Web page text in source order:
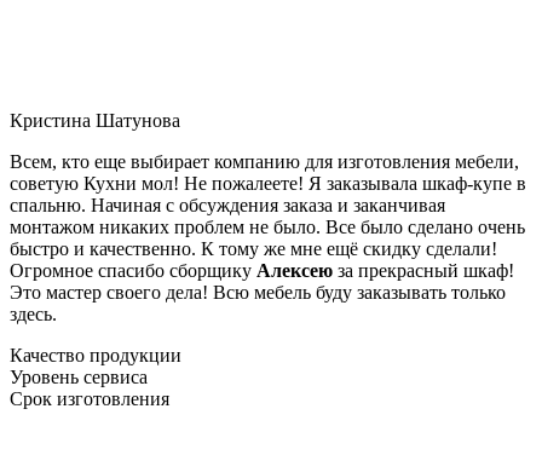
Кристина Шатунова
Всем, кто еще выбирает компанию для изготовления мебели,
советую Кухни мол! Не пожалеете! Я заказывала шкаф-купе в
спальню. Начиная с обсуждения заказа и заканчивая
монтажом никаких проблем не было. Все было сделано очень
быстро и качественно. К тому же мне ещё скидку сделали!
Огромное спасибо сборщику Алексею за прекрасный шкаф!
Это мастер своего дела! Всю мебель буду заказывать только
здесь.
Качество продукции
Уровень сервиса
Срок изготовления